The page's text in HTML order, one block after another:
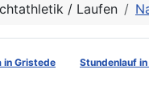
/ Laufen
in Gristede Stundenlauf